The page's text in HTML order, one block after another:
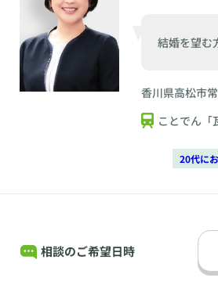
結婚を望む
香川県高松市
ことでん「
20代に
相談のご希望日時